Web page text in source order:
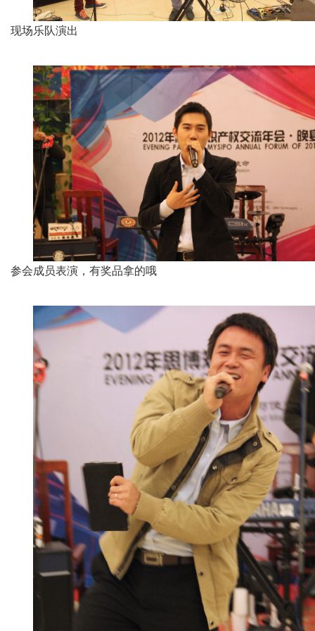
现场乐队演出
参会成员表演，有奖品拿的哦